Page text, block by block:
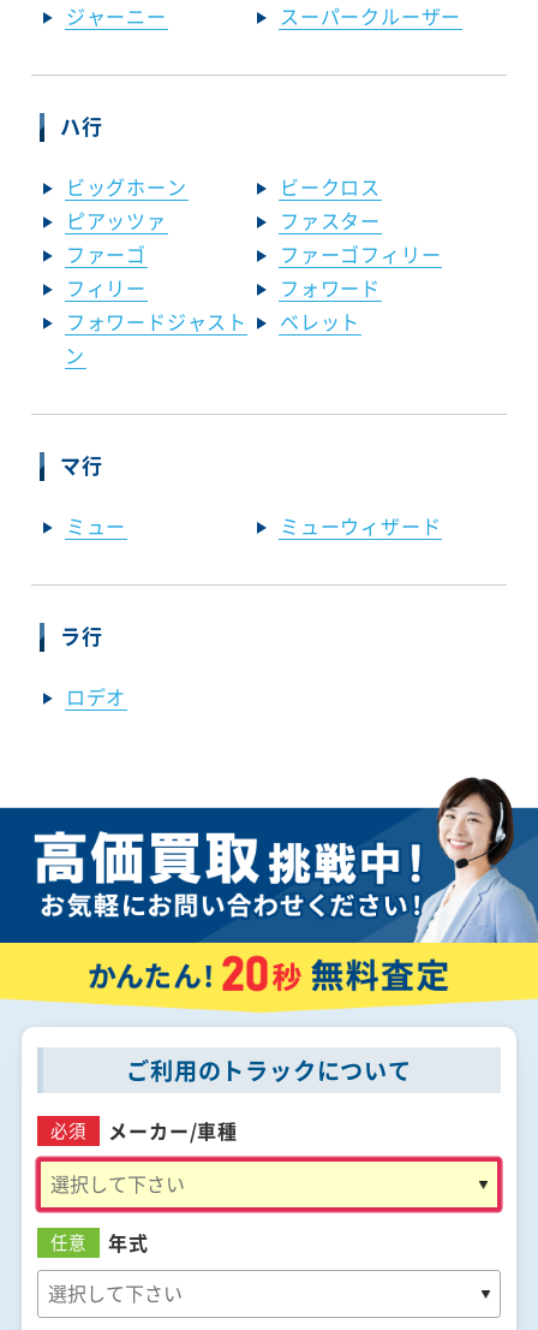
ジャーニー スーパークルーザー
ハ行
ビッグホーン
ビークロス
ピアッツァ
ファスター
ファーゴ
ファーゴフィリー
フィリー
フォワード
フォワードジャスト
ン
ベレット
マ行
ミュー ミューウィザード
ラ行
ロデオ
ご利用のトラックについて
必須 メーカー/車種
任意 年式